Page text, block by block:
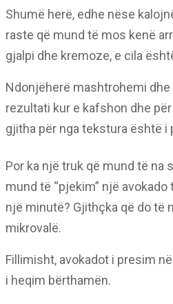
Shumë herë, edhe nëse
raste që mund të mos kenë
gjalpi dhe kremoze, e cila
Ndonjëherë mashtrohemi
rezultati kur e kafshon dhe
gjitha për nga tekstura është i
Por ka një truk që mund të na
mund të “pjekim” një
një minutë? Gjithçka që do të
mikrovalë.
Fillimisht, avokadot i presim
i heqim bërthamën.